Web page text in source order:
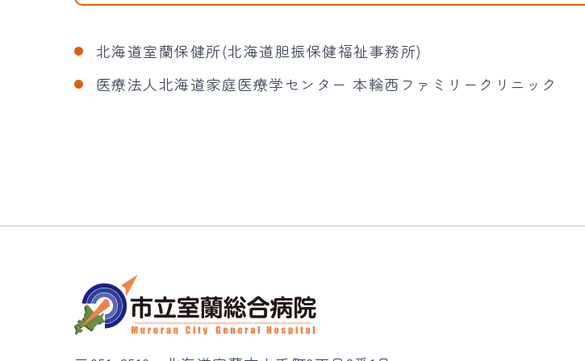
北海道室蘭保健所(北海道胆振保健福祉事務所)
医療法人北海道家庭医療学センター 本輪西ファミリークリニック